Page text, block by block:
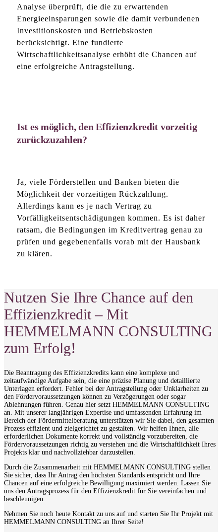
Analyse überprüft, die die zu erwartenden
Energieeinsparungen sowie die damit verbundenen
Investitionskosten und Betriebskosten
berücksichtigt. Eine fundierte
Wirtschaftlichkeitsanalyse erhöht die Chancen auf
eine erfolgreiche Antragstellung.
Ist es möglich, den Effizienzkredit vorzeitig
zurückzuzahlen?
Ja, viele Förderstellen und Banken bieten die
Möglichkeit der vorzeitigen Rückzahlung.
Allerdings kann es je nach Vertrag zu
Vorfälligkeitsentschädigungen kommen. Es ist daher
ratsam, die Bedingungen im Kreditvertrag genau zu
prüfen und gegebenenfalls vorab mit der Hausbank
zu klären.
Nutzen Sie Ihre Chance auf den
Effizienzkredit – Mit
HEMMELMANN CONSULTING
zum Erfolg!
Die Beantragung des Effizienzkredits kann eine komplexe und
zeitaufwändige Aufgabe sein, die eine präzise Planung und detaillierte
Unterlagen erfordert. Fehler bei der Antragstellung oder Unklarheiten zu
den Fördervoraussetzungen können zu Verzögerungen oder sogar
Ablehnungen führen. Genau hier setzt HEMMELMANN CONSULTING
an. Mit unserer langjährigen Expertise und umfassenden Erfahrung im
Bereich der Fördermittelberatung unterstützen wir Sie dabei, den gesamten
Prozess effizient und zielgerichtet zu gestalten. Wir helfen Ihnen, alle
erforderlichen Dokumente korrekt und vollständig vorzubereiten, die
Fördervoraussetzungen richtig zu verstehen und die Wirtschaftlichkeit Ihres
Projekts klar und nachvollziehbar darzustellen.
Durch die Zusammenarbeit mit HEMMELMANN CONSULTING stellen
Sie sicher, dass Ihr Antrag den höchsten Standards entspricht und Ihre
Chancen auf eine erfolgreiche Bewilligung maximiert werden. Lassen Sie
uns den Antragsprozess für den Effizienzkredit für Sie vereinfachen und
beschleunigen.
Nehmen Sie noch heute Kontakt zu uns auf und starten Sie Ihr Projekt mit
HEMMELMANN CONSULTING an Ihrer Seite!